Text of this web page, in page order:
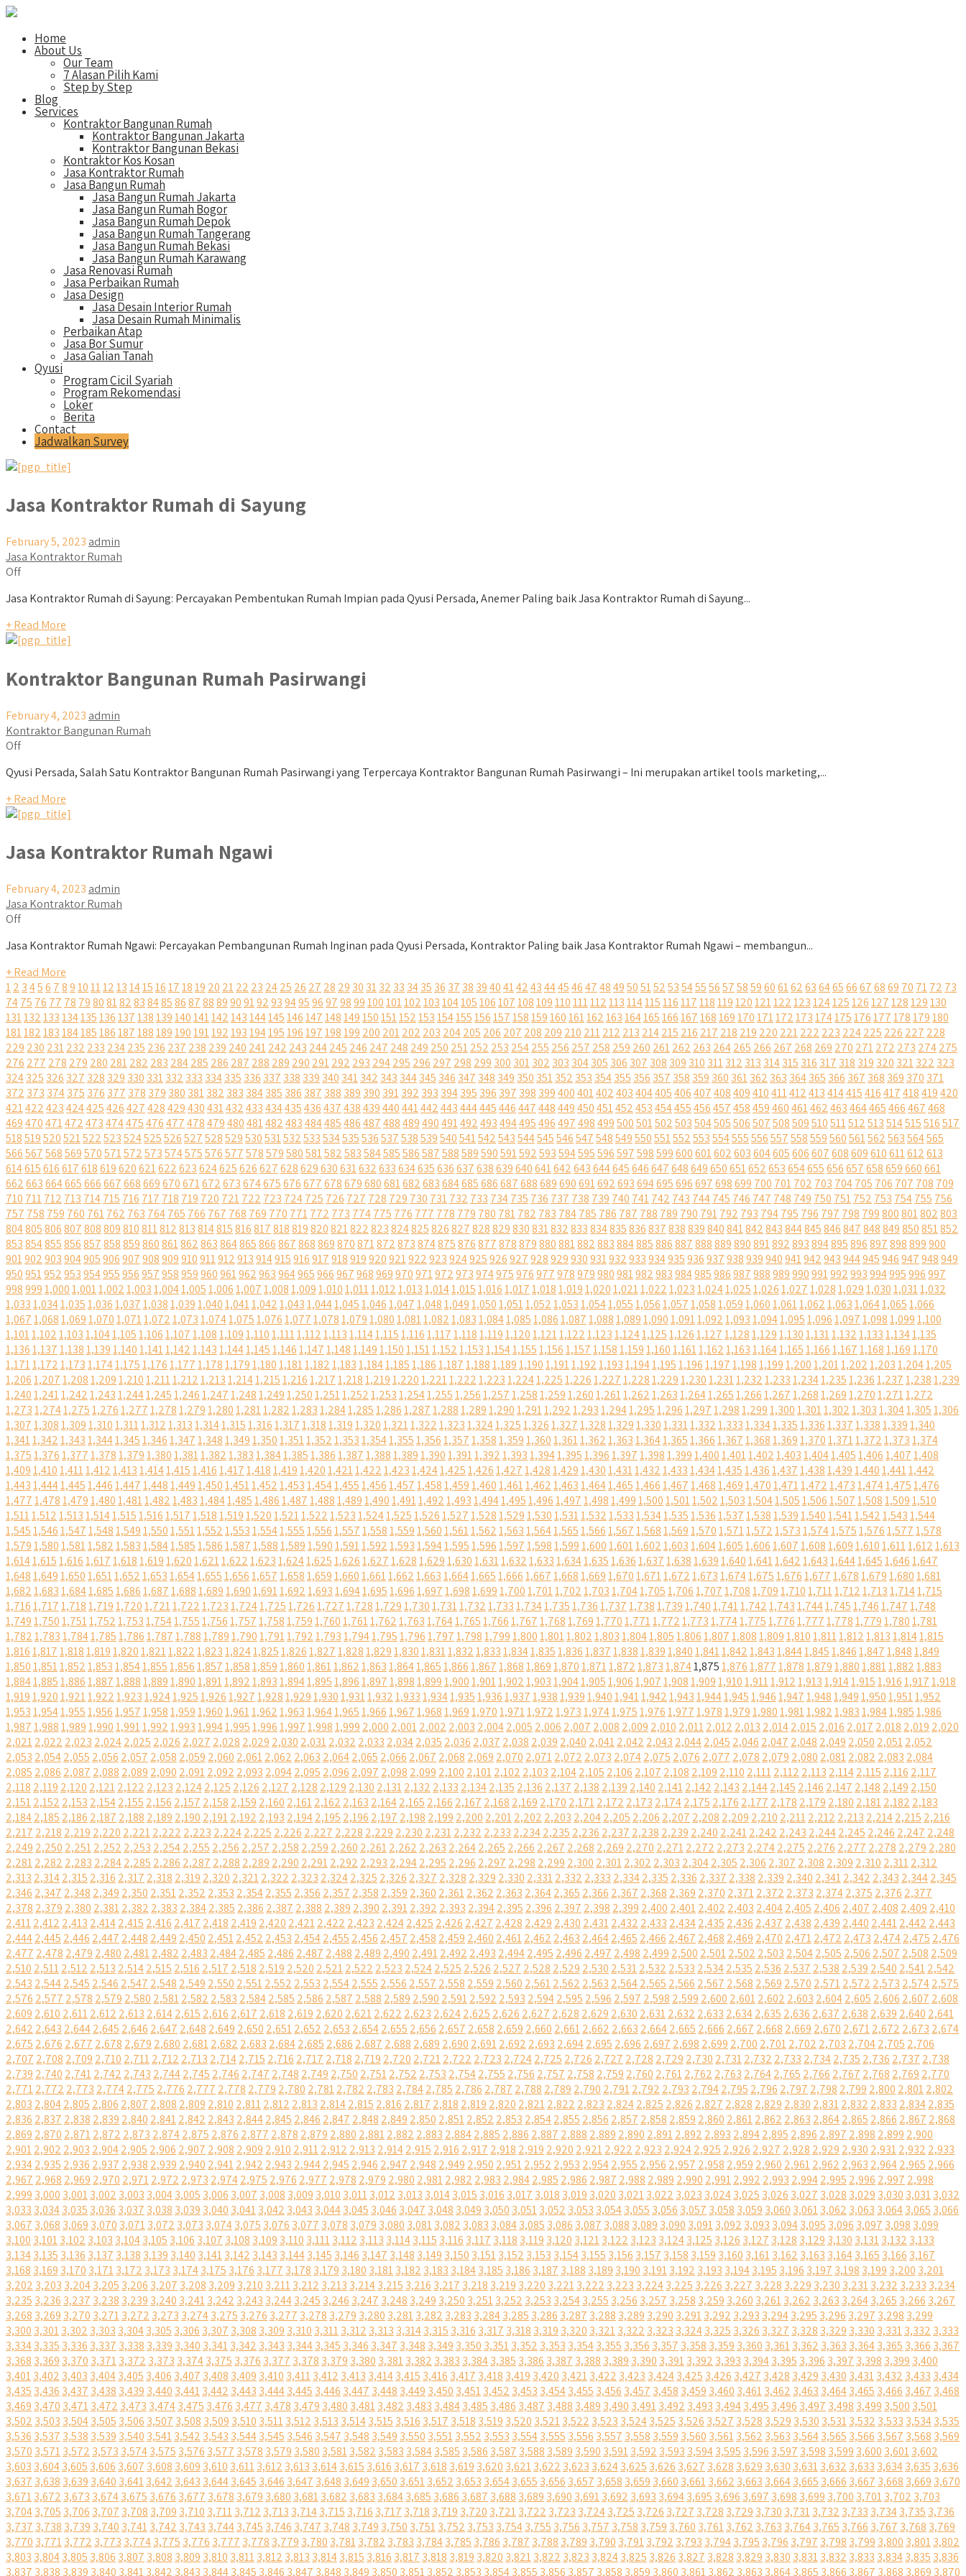
Home
About Us
Our Team
7 Alasan Pilih Kami
Step by Step
Blog
Services
Kontraktor Bangunan Rumah
Kontraktor Bangunan Jakarta
Kontraktor Bangunan Bekasi
Kontraktor Kos Kosan
Jasa Kontraktor Rumah
Jasa Bangun Rumah
Jasa Bangun Rumah Jakarta
Jasa Bangun Rumah Bogor
Jasa Bangun Rumah Depok
Jasa Bangun Rumah Tangerang
Jasa Bangun Rumah Bekasi
Jasa Bangun Rumah Karawang
Jasa Renovasi Rumah
Jasa Perbaikan Rumah
Jasa Design
Jasa Desain Interior Rumah
Jasa Desain Rumah Minimalis
Perbaikan Atap
Jasa Bor Sumur
Jasa Galian Tanah
Qyusi
Program Cicil Syariah
Program Rekomendasi
Loker
Berita
Contact
Jadwalkan Survey
Jasa Kontraktor Rumah di Sayung
February 5, 2023 admin
Jasa Kontraktor Rumah
Off
Jasa Kontraktor Rumah di Sayung: Percayakan Pembentukan Rumah Impian pada Qyusi Persada, Anemer Paling baik Jasa Kontraktor Rumah di Sayung...
+ Read More
Kontraktor Bangunan Rumah Pasirwangi
February 4, 2023 admin
Kontraktor Bangunan Rumah
Off
Qyusi Persada, Salah Satu Kontraktor Bangunan Rumah Pasirwangi yang Terpercaya Kontraktor Bangunan Rumah Pasirwangi – Ini merupakan artikel tools marketing,...
+ Read More
Jasa Kontraktor Rumah Ngawi
February 4, 2023 admin
Jasa Kontraktor Rumah
Off
Jasa Kontraktor Rumah Ngawi: Percayakan Pembangunan Rumah Inginan pada Qyusi Persada, Kontraktor Paling baik Jasa Kontraktor Rumah Ngawi – membangun...
+ Read More
12 3456 78910111213141516171819 20 2122 23 2425 26 27 28 29 30 3132 33 3435 36 37 38 39404142434445464748495051525354555657585960616263646566676869 70 7172 73
7475 76 77 78 798081828384858687888990919293949596979899100101102103104105106107108109110111112113114115116117118119120121122123124125126127128129130
131132133134135136137138139140141142143144145146147148149150151152153154155156157158159160161162163164165166167168169170171172173174175176177178179180
181182183184185186187188189190191192193194195196197198199 200 201202 203 204205 206 207 208 209 210 211212 213 214215 216 217 218 219 220 221222 223 224225 226 227 228
229 230 231232 233 234235 236 237 238 239 240 241242 243 244245 246 247 248 249 250 251252 253 254255 256 257 258 259 260 261262 263 264265 266 267 268 269 270 271272 273 274275
276 277 278 279 280 281282 283 284285 286 287 288 289 290 291292 293 294295 296 297 298 299 300 301302 303 304305 306 307 308 309 310 311312 313 314315 316 317 318 319 320 321322 323
324325 326 327 328 329 330 331332 333 334335 336 337 338 339 340 341342 343 344345 346 347 348 349 350 351352 353 354355 356 357 358 359 360 361362 363 364365 366 367 368 369 370 371
372 373 374375 376 377 378 379 380 381382 383 384385 386 387 388 389 390 391392 393 394395 396 397 398 399400401402403404405406407408409410411412413414415416417418419420
421422423424425426427428429430431432433434435436437438439440441442443444445446447448449450451452453454455456457458459460461462463464465466467468
469470471472473474475476477478479480481482483484485486487488489490491492493494495496497498499500501502503504505506507508509510511512513514515516517
518519520521522523524525526527528529530531532533534535536537538539540541542543544545546547548549550551552553554555556557558559560561562563564565
566567568569570571572573574575576577578579580581582583584585586587588589590591592593594595596597598599600601602603604605606607608609610611612613
614615616617618619620621622623624625626627628629630631632633634635636637638639640641642643644645646647648649650651652653654655656657658659660661
662663664665666667668669670671672673674675676677678679680681682683684685686687688689690691692693694695696697698699 700 701702 703 704705 706 707 708 709
710 711712 713 714715 716 717 718 719 720 721722 723 724725 726 727 728 729 730 731732 733 734735 736 737 738 739 740 741742 743 744745 746 747 748 749 750 751752 753 754755 756
757 758 759 760 761762 763 764765 766 767 768 769 770 771772 773 774775 776 777 778 779 780 781782 783 784785 786 787 788 789 790 791792 793 794795 796 797 798 799800801802803
804805806807808809810811812813814815816817818819820821822823824825826827828829830831832833834835836837838839840841842843844845846847848849850851852
853854855856857858859860861862863864865866867868869870871872873874875876877878879880881882883884885886887888889890891892893894895896897898899900
901902903904905906907908909910911912913914915916917918919920921922923924925926927928929930931932933934935936937938939940941942943944945946947948949
950951952953954955956957958959960961962963964965966967968969970971972973974975976977978979980981982983984985986987988989990991992993994995996997
9989991,0001,0011,0021,0031,0041,0051,0061,0071,0081,0091,0101,0111,0121,0131,0141,0151,0161,0171,0181,0191,0201,0211,0221,0231,0241,0251,0261,0271,0281,0291,0301,0311,032
1,0331,0341,0351,0361,0371,0381,0391,0401,0411,0421,0431,0441,0451,0461,0471,0481,0491,0501,0511,0521,0531,0541,0551,0561,0571,0581,0591,0601,0611,0621,0631,0641,0651,066
1,0671,0681,0691,0701,0711,0721,0731,0741,0751,0761,0771,0781,0791,0801,0811,0821,0831,0841,0851,0861,0871,0881,0891,0901,0911,0921,0931,0941,0951,0961,0971,0981,0991,100
1,1011,1021,1031,1041,1051,1061,1071,1081,1091,1101,1111,1121,1131,1141,1151,1161,1171,1181,1191,1201,1211,1221,1231,1241,1251,1261,1271,1281,1291,1301,1311,1321,1331,1341,135
1,1361,1371,1381,1391,1401,1411,1421,1431,1441,1451,1461,1471,1481,1491,1501,1511,1521,1531,1541,1551,1561,1571,1581,1591,1601,1611,1621,1631,1641,1651,1661,1671,1681,1691,170
1,1711,1721,1731,1741,1751,1761,1771,1781,1791,1801,1811,1821,1831,1841,1851,1861,1871,1881,1891,1901,1911,1921,1931,1941,1951,1961,1971,1981,1991,2001,2011,2021,2031,2041,205
1,2061,2071,2081,2091,2101,2111,2121,2131,2141,2151,2161,2171,2181,2191,2201,2211,2221,2231,2241,2251,2261,2271,2281,2291,2301,2311,2321,2331,2341,2351,2361,2371,2381,239
1,2401,2411,2421,2431,2441,2451,2461,2471,2481,2491,2501,2511,2521,2531,2541,2551,2561,2571,2581,2591,2601,2611,2621,2631,2641,2651,2661,2671,2681,2691,2701,2711,272
1,2731,2741,2751,2761,2771,2781,2791,2801,2811,2821,2831,2841,2851,2861,2871,2881,2891,2901,2911,2921,2931,2941,2951,2961,2971,2981,2991,3001,3011,3021,3031,3041,3051,306
1,3071,3081,3091,3101,3111,3121,3131,3141,3151,3161,3171,3181,3191,3201,3211,3221,3231,3241,3251,3261,3271,3281,3291,3301,3311,3321,3331,3341,3351,3361,3371,3381,3391,340
1,3411,3421,3431,3441,3451,3461,3471,3481,3491,3501,3511,3521,3531,3541,3551,3561,3571,3581,3591,3601,3611,3621,3631,3641,3651,3661,3671,3681,3691,3701,3711,3721,3731,374
1,3751,3761,3771,3781,3791,3801,3811,3821,3831,3841,3851,3861,3871,3881,3891,3901,3911,3921,3931,3941,3951,3961,3971,3981,3991,4001,4011,4021,4031,4041,4051,4061,4071,408
1,4091,4101,4111,4121,4131,4141,4151,4161,4171,4181,4191,4201,4211,4221,4231,4241,4251,4261,4271,4281,4291,4301,4311,4321,4331,4341,4351,4361,4371,4381,4391,4401,4411,442
1,4431,4441,4451,4461,4471,4481,4491,4501,4511,4521,4531,4541,4551,4561,4571,4581,4591,4601,4611,4621,4631,4641,4651,4661,4671,4681,4691,4701,4711,4721,4731,4741,4751,476
1,4771,4781,4791,4801,4811,4821,4831,4841,4851,4861,4871,4881,4891,4901,4911,4921,4931,4941,4951,4961,4971,4981,4991,5001,5011,5021,5031,5041,5051,5061,5071,5081,5091,510
1,5111,5121,5131,5141,5151,5161,5171,5181,5191,5201,5211,5221,5231,5241,5251,5261,5271,5281,5291,5301,5311,5321,5331,5341,5351,5361,5371,5381,5391,5401,5411,5421,5431,544
1,5451,5461,5471,5481,5491,5501,5511,5521,5531,5541,5551,5561,5571,5581,5591,5601,5611,5621,5631,5641,5651,5661,5671,5681,5691,5701,5711,5721,5731,5741,5751,5761,5771,578
1,5791,5801,5811,5821,5831,5841,5851,5861,5871,5881,5891,5901,5911,5921,5931,5941,5951,5961,5971,5981,5991,6001,6011,6021,6031,6041,6051,6061,6071,6081,6091,6101,6111,6121,613
1,6141,6151,6161,6171,6181,6191,6201,6211,6221,6231,6241,6251,6261,6271,6281,6291,6301,6311,6321,6331,6341,6351,6361,6371,6381,6391,6401,6411,6421,6431,6441,6451,6461,647
1,6481,6491,6501,6511,6521,6531,6541,6551,6561,6571,6581,6591,6601,6611,6621,6631,6641,6651,6661,6671,6681,6691,6701,6711,6721,6731,6741,6751,6761,6771,6781,6791,6801,681
1,6821,6831,6841,6851,6861,6871,6881,6891,6901,6911,6921,6931,6941,6951,6961,6971,6981,6991,7001,7011,7021,7031,7041,7051,7061,7071,7081,7091,7101,7111,7121,7131,7141,715
1,7161,7171,7181,7191,7201,7211,7221,7231,7241,7251,7261,7271,7281,7291,7301,7311,7321,7331,7341,7351,7361,7371,7381,7391,7401,7411,7421,7431,7441,7451,7461,7471,748
1,7491,7501,7511,7521,7531,7541,7551,7561,7571,7581,7591,7601,7611,7621,7631,7641,7651,7661,7671,7681,7691,7701,7711,7721,7731,7741,7751,7761,7771,7781,7791,7801,781
1,7821,7831,7841,7851,7861,7871,7881,7891,7901,7911,7921,7931,7941,7951,7961,7971,7981,7991,8001,8011,8021,8031,8041,8051,8061,8071,8081,8091,8101,8111,8121,8131,8141,815
1,8161,8171,8181,8191,8201,8211,8221,8231,8241,8251,8261,8271,8281,8291,8301,8311,8321,8331,8341,8351,8361,8371,8381,8391,8401,8411,8421,8431,8441,8451,8461,8471,8481,849
1,8501,8511,8521,8531,8541,8551,8561,8571,8581,8591,8601,8611,8621,8631,8641,8651,8661,8671,8681,8691,8701,8711,8721,8731,8741,8751,8761,8771,8781,8791,8801,8811,8821,883
1,8841,8851,8861,8871,8881,8891,8901,8911,8921,8931,8941,8951,8961,8971,8981,8991,9001,9011,9021,9031,9041,9051,9061,9071,9081,9091,9101,9111,9121,9131,9141,9151,9161,9171,918
1,9191,9201,9211,9221,9231,9241,9251,9261,9271,9281,9291,9301,9311,9321,9331,9341,9351,9361,9371,9381,9391,9401,9411,9421,9431,9441,9451,9461,9471,9481,9491,9501,9511,952
1,9531,9541,9551,9561,9571,9581,9591,9601,9611,9621,9631,9641,9651,9661,9671,9681,9691,9701,9711,9721,9731,9741,9751,9761,9771,9781,9791,9801,9811,9821,9831,9841,9851,986
1,9871,9881,9891,9901,9911,9921,9931,9941,9951,9961,9971,9981,999 2,000 2,0012,002 2,003 2,0042,005 2,006 2,007 2,008 2,009 2,010 2,0112,012 2,013 2,0142,015 2,016 2,017 2,018 2,019 2,020
2,0212,022 2,023 2,0242,025 2,026 2,027 2,028 2,029 2,030 2,0312,032 2,033 2,0342,035 2,036 2,037 2,038 2,039 2,040 2,0412,042 2,043 2,0442,045 2,046 2,047 2,048 2,049 2,050 2,0512,052
2,053 2,0542,055 2,056 2,057 2,058 2,059 2,060 2,0612,062 2,063 2,0642,065 2,066 2,067 2,068 2,069 2,070 2,0712,072 2,073 2,0742,075 2,076 2,077 2,078 2,079 2,080 2,0812,082 2,083 2,084
2,085 2,086 2,087 2,088 2,089 2,090 2,0912,092 2,093 2,0942,095 2,096 2,097 2,098 2,099 2,100 2,1012,102 2,103 2,1042,105 2,106 2,107 2,108 2,109 2,110 2,1112,112 2,113 2,1142,115 2,116 2,117
2,118 2,119 2,120 2,1212,122 2,123 2,1242,125 2,126 2,127 2,128 2,129 2,130 2,1312,132 2,133 2,1342,135 2,136 2,137 2,138 2,139 2,140 2,1412,142 2,143 2,1442,145 2,146 2,147 2,148 2,149 2,150
2,1512,152 2,153 2,1542,155 2,156 2,157 2,158 2,159 2,160 2,1612,162 2,163 2,1642,165 2,166 2,167 2,168 2,169 2,170 2,1712,172 2,173 2,1742,175 2,176 2,177 2,178 2,179 2,180 2,1812,182 2,183
2,1842,185 2,186 2,187 2,188 2,189 2,190 2,1912,192 2,193 2,1942,195 2,196 2,197 2,198 2,199 2,200 2,2012,202 2,203 2,2042,205 2,206 2,207 2,208 2,209 2,210 2,2112,212 2,213 2,2142,215 2,216
2,217 2,218 2,219 2,220 2,2212,222 2,223 2,2242,225 2,226 2,227 2,228 2,229 2,230 2,2312,232 2,233 2,2342,235 2,236 2,237 2,238 2,239 2,240 2,2412,242 2,243 2,2442,245 2,246 2,247 2,248
2,249 2,250 2,2512,252 2,253 2,2542,255 2,256 2,257 2,258 2,259 2,260 2,2612,262 2,263 2,2642,265 2,266 2,267 2,268 2,269 2,270 2,2712,272 2,273 2,2742,275 2,276 2,277 2,278 2,279 2,280
2,2812,282 2,283 2,2842,285 2,286 2,287 2,288 2,289 2,290 2,2912,292 2,293 2,2942,295 2,296 2,297 2,298 2,299 2,300 2,3012,302 2,303 2,3042,305 2,306 2,307 2,308 2,309 2,310 2,3112,312
2,313 2,3142,315 2,316 2,317 2,318 2,319 2,320 2,3212,322 2,323 2,3242,325 2,326 2,327 2,328 2,329 2,330 2,3312,332 2,333 2,3342,335 2,336 2,337 2,338 2,339 2,340 2,3412,342 2,343 2,3442,345
2,346 2,347 2,348 2,349 2,350 2,3512,352 2,353 2,3542,355 2,356 2,357 2,358 2,359 2,360 2,3612,362 2,363 2,3642,365 2,366 2,367 2,368 2,369 2,370 2,3712,372 2,373 2,3742,375 2,376 2,377
2,378 2,379 2,380 2,3812,382 2,383 2,3842,385 2,386 2,387 2,388 2,389 2,390 2,3912,392 2,393 2,3942,395 2,396 2,397 2,398 2,399 2,400 2,4012,402 2,403 2,4042,405 2,406 2,407 2,408 2,409 2,410
2,4112,412 2,413 2,4142,415 2,416 2,417 2,418 2,419 2,420 2,4212,422 2,423 2,4242,425 2,426 2,427 2,428 2,429 2,430 2,4312,432 2,433 2,4342,435 2,436 2,437 2,438 2,439 2,440 2,4412,442 2,443
2,4442,445 2,446 2,447 2,448 2,449 2,450 2,4512,452 2,453 2,4542,455 2,456 2,457 2,458 2,459 2,460 2,4612,462 2,463 2,4642,465 2,466 2,467 2,468 2,469 2,470 2,4712,472 2,473 2,4742,475 2,476
2,477 2,478 2,479 2,480 2,4812,482 2,483 2,4842,485 2,486 2,487 2,488 2,489 2,490 2,4912,492 2,493 2,4942,495 2,496 2,497 2,498 2,499 2,500 2,5012,502 2,503 2,5042,505 2,506 2,507 2,508 2,509
2,510 2,5112,512 2,513 2,5142,515 2,516 2,517 2,518 2,519 2,520 2,5212,522 2,523 2,5242,525 2,526 2,527 2,528 2,529 2,530 2,5312,532 2,533 2,5342,535 2,536 2,537 2,538 2,539 2,540 2,5412,542
2,543 2,5442,545 2,546 2,547 2,548 2,549 2,550 2,5512,552 2,553 2,5542,555 2,556 2,557 2,558 2,559 2,560 2,5612,562 2,563 2,5642,565 2,566 2,567 2,568 2,569 2,570 2,5712,572 2,573 2,5742,575
2,576 2,577 2,578 2,579 2,580 2,5812,582 2,583 2,5842,585 2,586 2,587 2,588 2,589 2,590 2,5912,592 2,593 2,5942,595 2,596 2,597 2,598 2,599 2,600 2,6012,602 2,603 2,6042,605 2,606 2,607 2,608
2,609 2,610 2,6112,612 2,613 2,6142,615 2,616 2,617 2,618 2,619 2,620 2,6212,622 2,623 2,6242,625 2,626 2,627 2,628 2,629 2,630 2,6312,632 2,633 2,6342,635 2,636 2,637 2,638 2,639 2,640 2,641
2,642 2,643 2,6442,645 2,646 2,647 2,648 2,649 2,650 2,6512,652 2,653 2,6542,655 2,656 2,657 2,658 2,659 2,660 2,6612,662 2,663 2,6642,665 2,666 2,667 2,668 2,669 2,670 2,6712,672 2,673 2,674
2,675 2,676 2,677 2,678 2,679 2,680 2,6812,682 2,683 2,6842,685 2,686 2,687 2,688 2,689 2,690 2,6912,692 2,693 2,6942,695 2,696 2,697 2,698 2,699 2,700 2,7012,702 2,703 2,7042,705 2,706
2,707 2,708 2,709 2,710 2,7112,712 2,713 2,7142,715 2,716 2,717 2,718 2,719 2,720 2,7212,722 2,723 2,7242,725 2,726 2,727 2,728 2,729 2,730 2,7312,732 2,733 2,7342,735 2,736 2,737 2,738
2,739 2,740 2,7412,742 2,743 2,7442,745 2,746 2,747 2,748 2,749 2,750 2,7512,752 2,753 2,7542,755 2,756 2,757 2,758 2,759 2,760 2,7612,762 2,763 2,7642,765 2,766 2,767 2,768 2,769 2,770
2,7712,772 2,773 2,7742,775 2,776 2,777 2,778 2,779 2,780 2,7812,782 2,783 2,7842,785 2,786 2,787 2,788 2,789 2,790 2,7912,792 2,793 2,7942,795 2,796 2,797 2,798 2,799 2,800 2,8012,802
2,803 2,8042,805 2,806 2,807 2,808 2,809 2,810 2,8112,812 2,813 2,8142,815 2,816 2,817 2,818 2,819 2,820 2,8212,822 2,823 2,8242,825 2,826 2,827 2,828 2,829 2,830 2,8312,832 2,833 2,8342,835
2,836 2,837 2,838 2,839 2,840 2,8412,842 2,843 2,8442,845 2,846 2,847 2,848 2,849 2,850 2,8512,852 2,853 2,8542,855 2,856 2,857 2,858 2,859 2,860 2,8612,862 2,863 2,8642,865 2,866 2,867 2,868
2,869 2,870 2,8712,872 2,873 2,8742,875 2,876 2,877 2,878 2,879 2,880 2,8812,882 2,883 2,8842,885 2,886 2,887 2,888 2,889 2,890 2,8912,892 2,893 2,8942,895 2,896 2,897 2,898 2,899 2,900
2,9012,902 2,903 2,9042,905 2,906 2,907 2,908 2,909 2,910 2,9112,912 2,913 2,9142,915 2,916 2,917 2,918 2,919 2,920 2,9212,922 2,923 2,9242,925 2,926 2,927 2,928 2,929 2,930 2,9312,932 2,933
2,9342,935 2,936 2,937 2,938 2,939 2,940 2,9412,942 2,943 2,9442,945 2,946 2,947 2,948 2,949 2,950 2,9512,952 2,953 2,9542,955 2,956 2,957 2,958 2,959 2,960 2,9612,962 2,963 2,9642,965 2,966
2,967 2,968 2,969 2,970 2,9712,972 2,973 2,9742,975 2,976 2,977 2,978 2,979 2,980 2,9812,982 2,983 2,9842,985 2,986 2,987 2,988 2,989 2,990 2,9912,992 2,993 2,9942,995 2,996 2,997 2,998
2,999 3,000 3,0013,002 3,003 3,0043,005 3,006 3,007 3,008 3,009 3,010 3,0113,012 3,013 3,0143,015 3,016 3,017 3,018 3,019 3,020 3,0213,022 3,023 3,0243,025 3,026 3,027 3,028 3,029 3,030 3,0313,032
3,033 3,0343,035 3,036 3,037 3,038 3,039 3,040 3,0413,042 3,043 3,0443,045 3,046 3,047 3,048 3,049 3,050 3,0513,052 3,053 3,0543,055 3,056 3,057 3,058 3,059 3,060 3,0613,062 3,063 3,0643,065 3,066
3,067 3,068 3,069 3,070 3,0713,072 3,073 3,0743,075 3,076 3,077 3,078 3,079 3,080 3,0813,082 3,083 3,0843,085 3,086 3,087 3,088 3,089 3,090 3,0913,092 3,093 3,0943,095 3,096 3,097 3,098 3,099
3,100 3,1013,102 3,103 3,1043,105 3,106 3,107 3,108 3,109 3,110 3,1113,112 3,113 3,1143,115 3,116 3,117 3,118 3,119 3,120 3,1213,122 3,123 3,1243,125 3,126 3,127 3,128 3,129 3,130 3,1313,132 3,133
3,1343,135 3,136 3,137 3,138 3,139 3,140 3,1413,142 3,143 3,1443,145 3,146 3,147 3,148 3,149 3,150 3,1513,152 3,153 3,1543,155 3,156 3,157 3,158 3,159 3,160 3,1613,162 3,163 3,1643,165 3,166 3,167
3,168 3,169 3,170 3,1713,172 3,173 3,1743,175 3,176 3,177 3,178 3,179 3,180 3,1813,182 3,183 3,1843,185 3,186 3,187 3,188 3,189 3,190 3,1913,192 3,193 3,1943,195 3,196 3,197 3,198 3,199 3,200 3,201
3,202 3,203 3,2043,205 3,206 3,207 3,208 3,209 3,210 3,2113,212 3,213 3,2143,215 3,216 3,217 3,218 3,219 3,220 3,2213,222 3,223 3,2243,225 3,226 3,227 3,228 3,229 3,230 3,2313,232 3,233 3,234
3,235 3,236 3,237 3,238 3,239 3,240 3,2413,242 3,243 3,2443,245 3,246 3,247 3,248 3,249 3,250 3,2513,252 3,253 3,2543,255 3,256 3,257 3,258 3,259 3,260 3,2613,262 3,263 3,2643,265 3,266 3,267
3,268 3,269 3,270 3,2713,272 3,273 3,2743,275 3,276 3,277 3,278 3,279 3,280 3,2813,282 3,283 3,2843,285 3,286 3,287 3,288 3,289 3,290 3,2913,292 3,293 3,2943,295 3,296 3,297 3,298 3,299
3,300 3,3013,302 3,303 3,3043,305 3,306 3,307 3,308 3,309 3,310 3,3113,312 3,313 3,3143,315 3,316 3,317 3,318 3,319 3,320 3,3213,322 3,323 3,3243,325 3,326 3,327 3,328 3,329 3,330 3,3313,332 3,333
3,3343,335 3,336 3,337 3,338 3,339 3,340 3,3413,342 3,343 3,3443,345 3,346 3,347 3,348 3,349 3,350 3,3513,352 3,353 3,3543,355 3,356 3,357 3,358 3,359 3,360 3,3613,362 3,363 3,3643,365 3,366 3,367
3,368 3,369 3,370 3,3713,372 3,373 3,3743,375 3,376 3,377 3,378 3,379 3,380 3,3813,382 3,383 3,3843,385 3,386 3,387 3,388 3,389 3,390 3,3913,392 3,393 3,3943,395 3,396 3,397 3,398 3,399 3,400
3,4013,402 3,403 3,4043,405 3,406 3,407 3,408 3,409 3,410 3,4113,412 3,413 3,4143,415 3,416 3,417 3,418 3,419 3,420 3,4213,422 3,423 3,4243,425 3,426 3,427 3,428 3,429 3,430 3,4313,432 3,433 3,434
3,435 3,436 3,437 3,438 3,439 3,440 3,4413,442 3,443 3,4443,445 3,446 3,447 3,448 3,449 3,450 3,4513,452 3,453 3,4543,455 3,456 3,457 3,458 3,459 3,460 3,4613,462 3,463 3,4643,465 3,466 3,467 3,468
3,469 3,470 3,4713,472 3,473 3,4743,475 3,476 3,477 3,478 3,479 3,480 3,4813,482 3,483 3,4843,485 3,486 3,487 3,488 3,489 3,490 3,4913,492 3,493 3,4943,495 3,496 3,497 3,498 3,499 3,500 3,501
3,502 3,503 3,5043,505 3,506 3,507 3,508 3,509 3,510 3,5113,512 3,513 3,5143,515 3,516 3,517 3,518 3,519 3,520 3,5213,522 3,523 3,5243,525 3,526 3,527 3,528 3,529 3,530 3,5313,532 3,533 3,5343,535
3,536 3,537 3,538 3,539 3,540 3,5413,542 3,543 3,5443,545 3,546 3,547 3,548 3,549 3,550 3,5513,552 3,553 3,5543,555 3,556 3,557 3,558 3,559 3,560 3,5613,562 3,563 3,5643,565 3,566 3,567 3,568 3,569
3,570 3,5713,572 3,573 3,5743,575 3,576 3,577 3,578 3,579 3,580 3,5813,582 3,583 3,5843,585 3,586 3,587 3,588 3,589 3,590 3,5913,592 3,593 3,5943,595 3,596 3,597 3,598 3,599 3,600 3,6013,602
3,603 3,6043,605 3,606 3,607 3,608 3,609 3,610 3,6113,612 3,613 3,6143,615 3,616 3,617 3,618 3,619 3,620 3,6213,622 3,623 3,6243,625 3,626 3,627 3,628 3,629 3,630 3,6313,632 3,633 3,6343,635 3,636
3,637 3,638 3,639 3,640 3,6413,642 3,643 3,6443,645 3,646 3,647 3,648 3,649 3,650 3,6513,652 3,653 3,6543,655 3,656 3,657 3,658 3,659 3,660 3,6613,662 3,663 3,6643,665 3,666 3,667 3,668 3,669 3,670
3,6713,672 3,673 3,6743,675 3,676 3,677 3,678 3,679 3,680 3,6813,682 3,683 3,6843,685 3,686 3,687 3,688 3,689 3,690 3,6913,692 3,693 3,6943,695 3,696 3,697 3,698 3,699 3,700 3,7013,702 3,703
3,7043,705 3,706 3,707 3,708 3,709 3,710 3,7113,712 3,713 3,7143,715 3,716 3,717 3,718 3,719 3,720 3,7213,722 3,723 3,7243,725 3,726 3,727 3,728 3,729 3,730 3,7313,732 3,733 3,7343,735 3,736
3,737 3,738 3,739 3,740 3,7413,742 3,743 3,7443,745 3,746 3,747 3,748 3,749 3,750 3,7513,752 3,753 3,7543,755 3,756 3,757 3,758 3,759 3,760 3,7613,762 3,763 3,7643,765 3,766 3,767 3,768 3,769
3,770 3,7713,772 3,773 3,7743,775 3,776 3,777 3,778 3,779 3,780 3,7813,782 3,783 3,7843,785 3,786 3,787 3,788 3,789 3,790 3,7913,792 3,793 3,7943,795 3,796 3,797 3,798 3,799 3,800 3,8013,802
3,803 3,8043,805 3,806 3,807 3,808 3,809 3,810 3,8113,812 3,813 3,8143,815 3,816 3,817 3,818 3,819 3,820 3,8213,822 3,823 3,8243,825 3,826 3,827 3,828 3,829 3,830 3,8313,832 3,833 3,8343,835 3,836
3,837 3,838 3,839 3,840 3,8413,842 3,843 3,8443,845 3,846 3,847 3,848 3,849 3,850 3,8513,852 3,853 3,8543,855 3,856 3,857 3,858 3,859 3,860 3,8613,862 3,863 3,8643,865 3,866 3,867 3,868 3,869 3,870